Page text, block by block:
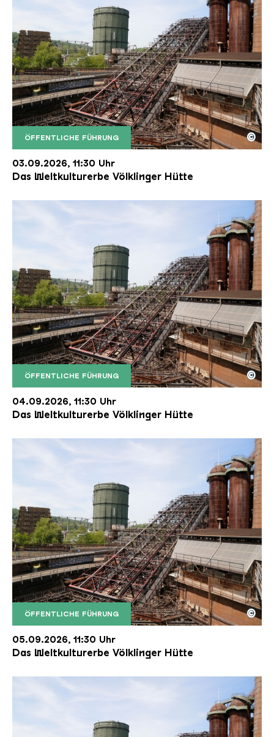
ÖFFENTLICHE FÜHRUNG
Der Erzschrägaufzug der Völklinger Hütte mit
Copyright: Weltkulturerbe Völklinger Hütte | Karl
©
03.09.2026, 11:30 Uhr
Das Weltkulturerbe Völklinger Hütte
ÖFFENTLICHE FÜHRUNG
Der Erzschrägaufzug der Völklinger Hütte mit
Copyright: Weltkulturerbe Völklinger Hütte | Karl
©
04.09.2026, 11:30 Uhr
Das Weltkulturerbe Völklinger Hütte
ÖFFENTLICHE FÜHRUNG
Der Erzschrägaufzug der Völklinger Hütte mit
Copyright: Weltkulturerbe Völklinger Hütte | Karl
©
05.09.2026, 11:30 Uhr
Das Weltkulturerbe Völklinger Hütte